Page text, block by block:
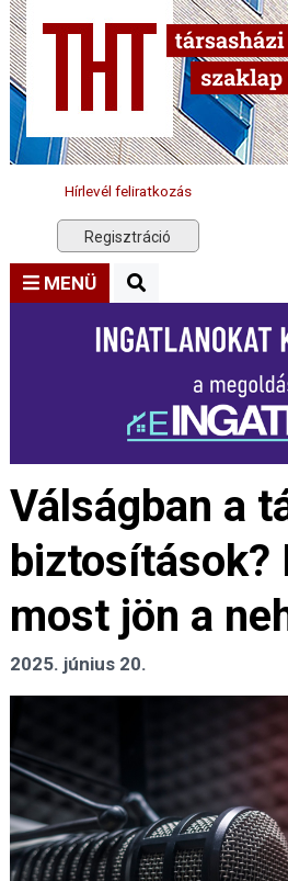
Hírlevél feliratkozás
Regisztráció
MENÜ
Válságban a
biztosítások?
most jön a
2025. június 20.